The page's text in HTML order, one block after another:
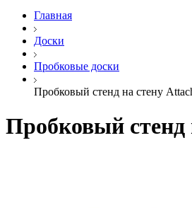
Главная
Доски
Пробковые доски
Пробковый стенд на стену
Пробковый стенд